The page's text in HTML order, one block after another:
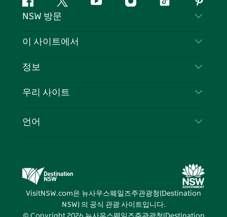
페
이
북
지
다
유
인
틱
핀
터
스
NSW 방문
문의하기
쿠키 고지
이 사이트에서
목적지
이벤트
정보
여행 정보
뉴사우스웨일즈주 의 사업
우리 사이트
뉴사우스웨일즈주관광청(Destination NSW) 미디
어 센터
비비드 시드니(Vivid Sydney)
언어
VisitNSW.com은 뉴사우스웨일즈주관광청(Destination
NSW) 의 공식 관광 사이트입니다.